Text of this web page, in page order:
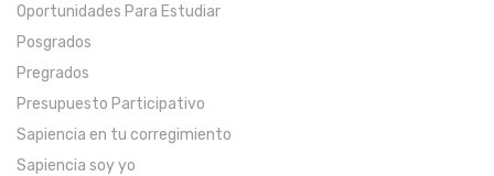
Oportunidades Para Estudiar
Posgrados
Pregrados
Presupuesto Participativo
Sapiencia en tu corregimiento
Sapiencia soy yo